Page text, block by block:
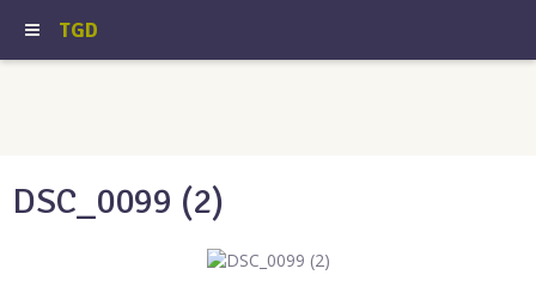
TGD
DSC_0099 (2)